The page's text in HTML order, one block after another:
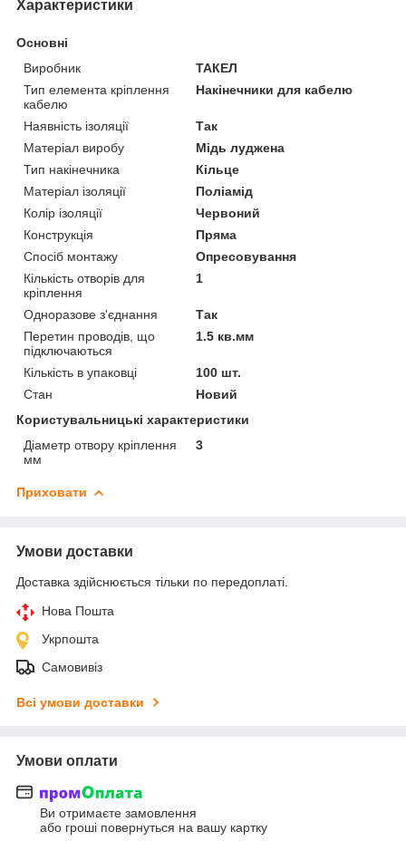
Характеристики
Основні
Виробник
ТАКЕЛ
Тип елемента кріплення
кабелю
Накінечники для кабелю
Наявність ізоляції
Так
Матеріал виробу
Мідь луджена
Тип накінечника
Кільце
Матеріал ізоляції
Поліамід
Колір ізоляції
Червоний
Конструкція
Пряма
Спосіб монтажу
Опресовування
Кількість отворів для
кріплення
1
Одноразове з'єднання
Так
Перетин проводів, що
підключаються
1.5 кв.мм
Кількість в упаковці
100 шт.
Стан
Новий
Користувальницькі характеристики
Діаметр отвору кріплення
мм
3
Приховати
Умови доставки
Доставка здійснюється тільки по передоплаті.
Нова Пошта
Укрпошта
Самовивіз
Всі умови доставки
Умови оплати
Ви отримаєте замовлення
або гроші повернуться на вашу картку